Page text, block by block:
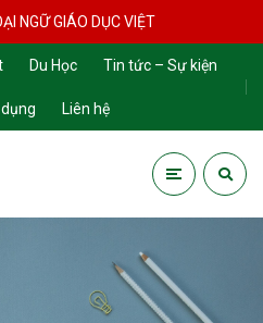
NGỮ GIÁO DỤC VIỆT
Du Học Tin tức – Sự kiện
Liên hệ